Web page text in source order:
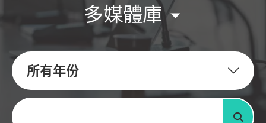
多媒體庫
所有年份
關鍵字